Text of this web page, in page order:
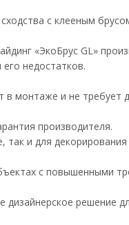
с клееным
«ЭкоБрус GL»
недостатков.
в монтаже и не требует
производителя.
так и для
с повышенными
решение